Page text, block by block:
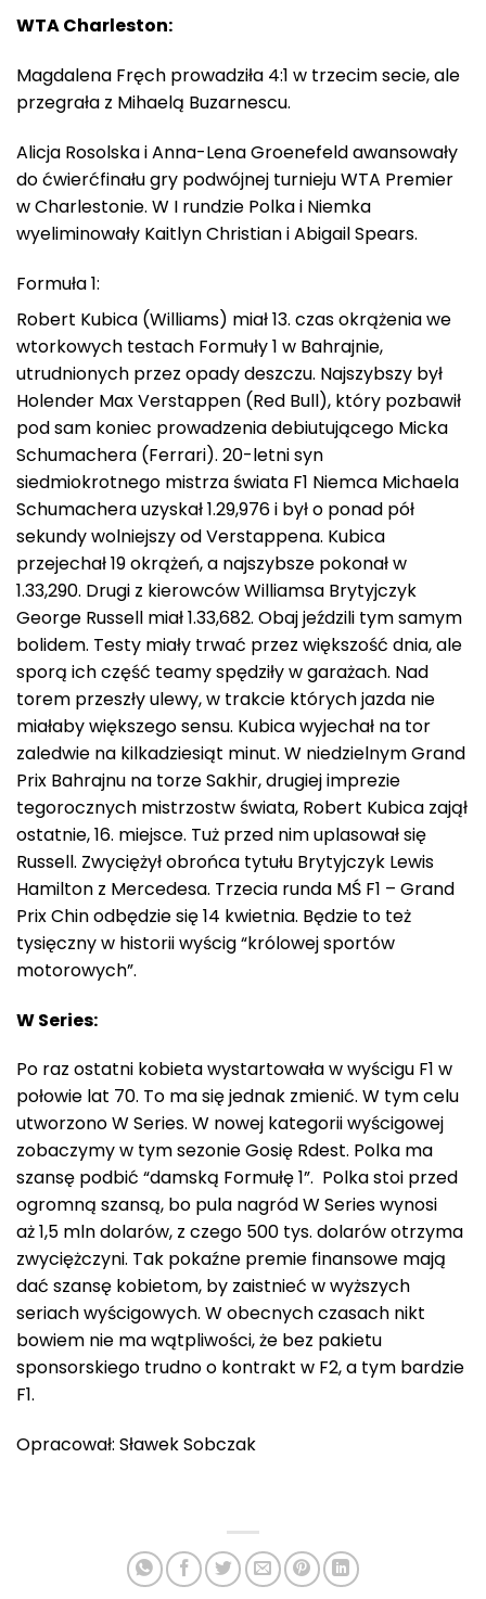
WTA Charleston:
Magdalena Fręch prowadziła 4:1 w trzecim secie, ale
przegrała z Mihaelą Buzarnescu.
Alicja Rosolska i Anna-Lena Groenefeld awansowały
do ćwierćfinału gry podwójnej turnieju WTA Premier
w Charlestonie. W I rundzie Polka i Niemka
wyeliminowały Kaitlyn Christian i Abigail Spears.
Formuła 1:
Robert Kubica (Williams) miał 13. czas okrążenia we
wtorkowych testach Formuły 1 w Bahrajnie,
utrudnionych przez opady deszczu. Najszybszy był
Holender Max Verstappen (Red Bull), który pozbawił
pod sam koniec prowadzenia debiutującego Micka
Schumachera (Ferrari). 20-letni syn
siedmiokrotnego mistrza świata F1 Niemca Michaela
Schumachera uzyskał 1.29,976 i był o ponad pół
sekundy wolniejszy od Verstappena. Kubica
przejechał 19 okrążeń, a najszybsze pokonał w
1.33,290. Drugi z kierowców Williamsa Brytyjczyk
George Russell miał 1.33,682. Obaj jeździli tym samym
bolidem. Testy miały trwać przez większość dnia, ale
sporą ich część teamy spędziły w garażach. Nad
torem przeszły ulewy, w trakcie których jazda nie
miałaby większego sensu. Kubica wyjechał na tor
zaledwie na kilkadziesiąt minut. W niedzielnym Grand
Prix Bahrajnu na torze Sakhir, drugiej imprezie
tegorocznych mistrzostw świata, Robert Kubica zajął
ostatnie, 16. miejsce. Tuż przed nim uplasował się
Russell. Zwyciężył obrońca tytułu Brytyjczyk Lewis
Hamilton z Mercedesa. Trzecia runda MŚ F1 – Grand
Prix Chin odbędzie się 14 kwietnia. Będzie to też
tysięczny w historii wyścig “królowej sportów
motorowych”.
W Series:
Po raz ostatni kobieta wystartowała w wyścigu F1 w
połowie lat 70. To ma się jednak zmienić. W tym celu
utworzono W Series. W nowej kategorii wyścigowej
zobaczymy w tym sezonie Gosię Rdest. Polka ma
szansę podbić “damską Formułę 1”. Polka stoi przed
ogromną szansą, bo pula nagród W Series wynosi
aż 1,5 mln dolarów, z czego 500 tys. dolarów otrzyma
zwyciężczyni. Tak pokaźne premie finansowe mają
dać szansę kobietom, by zaistnieć w wyższych
seriach wyścigowych. W obecnych czasach nikt
bowiem nie ma wątpliwości, że bez pakietu
sponsorskiego trudno o kontrakt w F2, a tym bardzie
F1.
Opracował: Sławek Sobczak